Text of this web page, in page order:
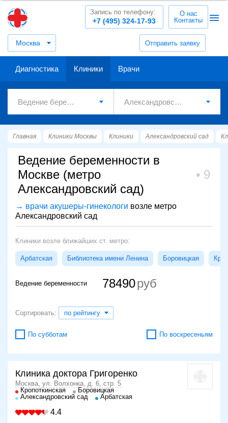
Москва Отправить заявку
+7 (495) 324-17-93
Запись по телефону:
О нас
Контакты
Диагностика Клиники Врачи
Главная Клиники Москвы Клиники Александровский сад
Ведение беременности в
Москве (метро
Александровский сад)
9
→ врачи акушеры-гинекологи возле метро
Александровский сад
Клиники возле ближайших ст. метро:
Арбатская Библиотека имени Ленина Боровицкая
Ведение беременности 78490
Сортировать: по рейтингу
По субботам По воскресеньям
Клиника доктора Григоренко
Москва, ул. Волхонка, д. 6, стр. 5
Кропоткинская
Боровицкая
Александровский сад
Арбатская
4.4